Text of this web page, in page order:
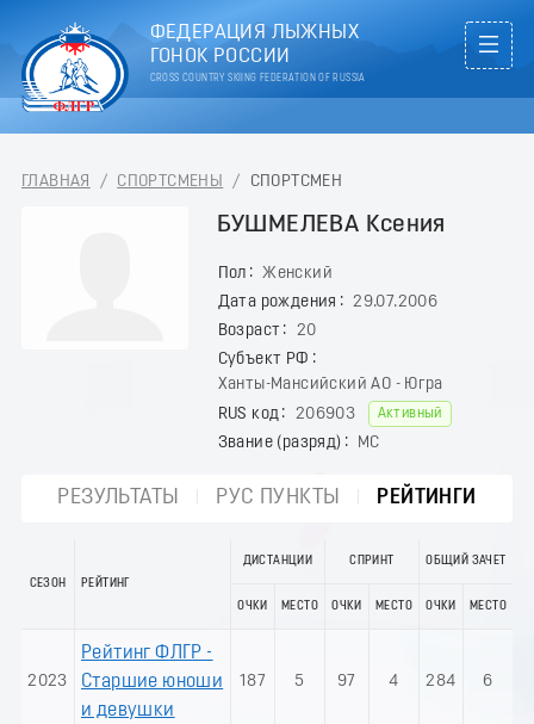
ФЕДЕРАЦИЯ ЛЫЖНЫХ
ГОНОК РОССИИ
CROSS COUNTRY SKIING FEDERATION OF RUSSIA
ГЛАВНАЯ / СПОРТСМЕНЫ / СПОРТСМЕН
БУШМЕЛЕВА Ксения
Пол
Женский
Дата рождения
29.07.2006
Возраст
20
Субъект РФ
Ханты-Мансийский АО - Югра
RUS код
206903 Активный
Звание (разряд) МС
РЕЗУЛЬТАТЫ РУС ПУНКТЫ РЕЙТИНГИ
СЕЗОН РЕЙТИНГ
ДИСТАНЦИИ СПРИНТ ОБЩИЙ ЗАЧЕТ
ОЧКИ МЕСТО ОЧКИ МЕСТО ОЧКИ МЕСТО
2023
Рейтинг ФЛГР -
Старшие юноши
и девушки
187 5 97 4 284 6